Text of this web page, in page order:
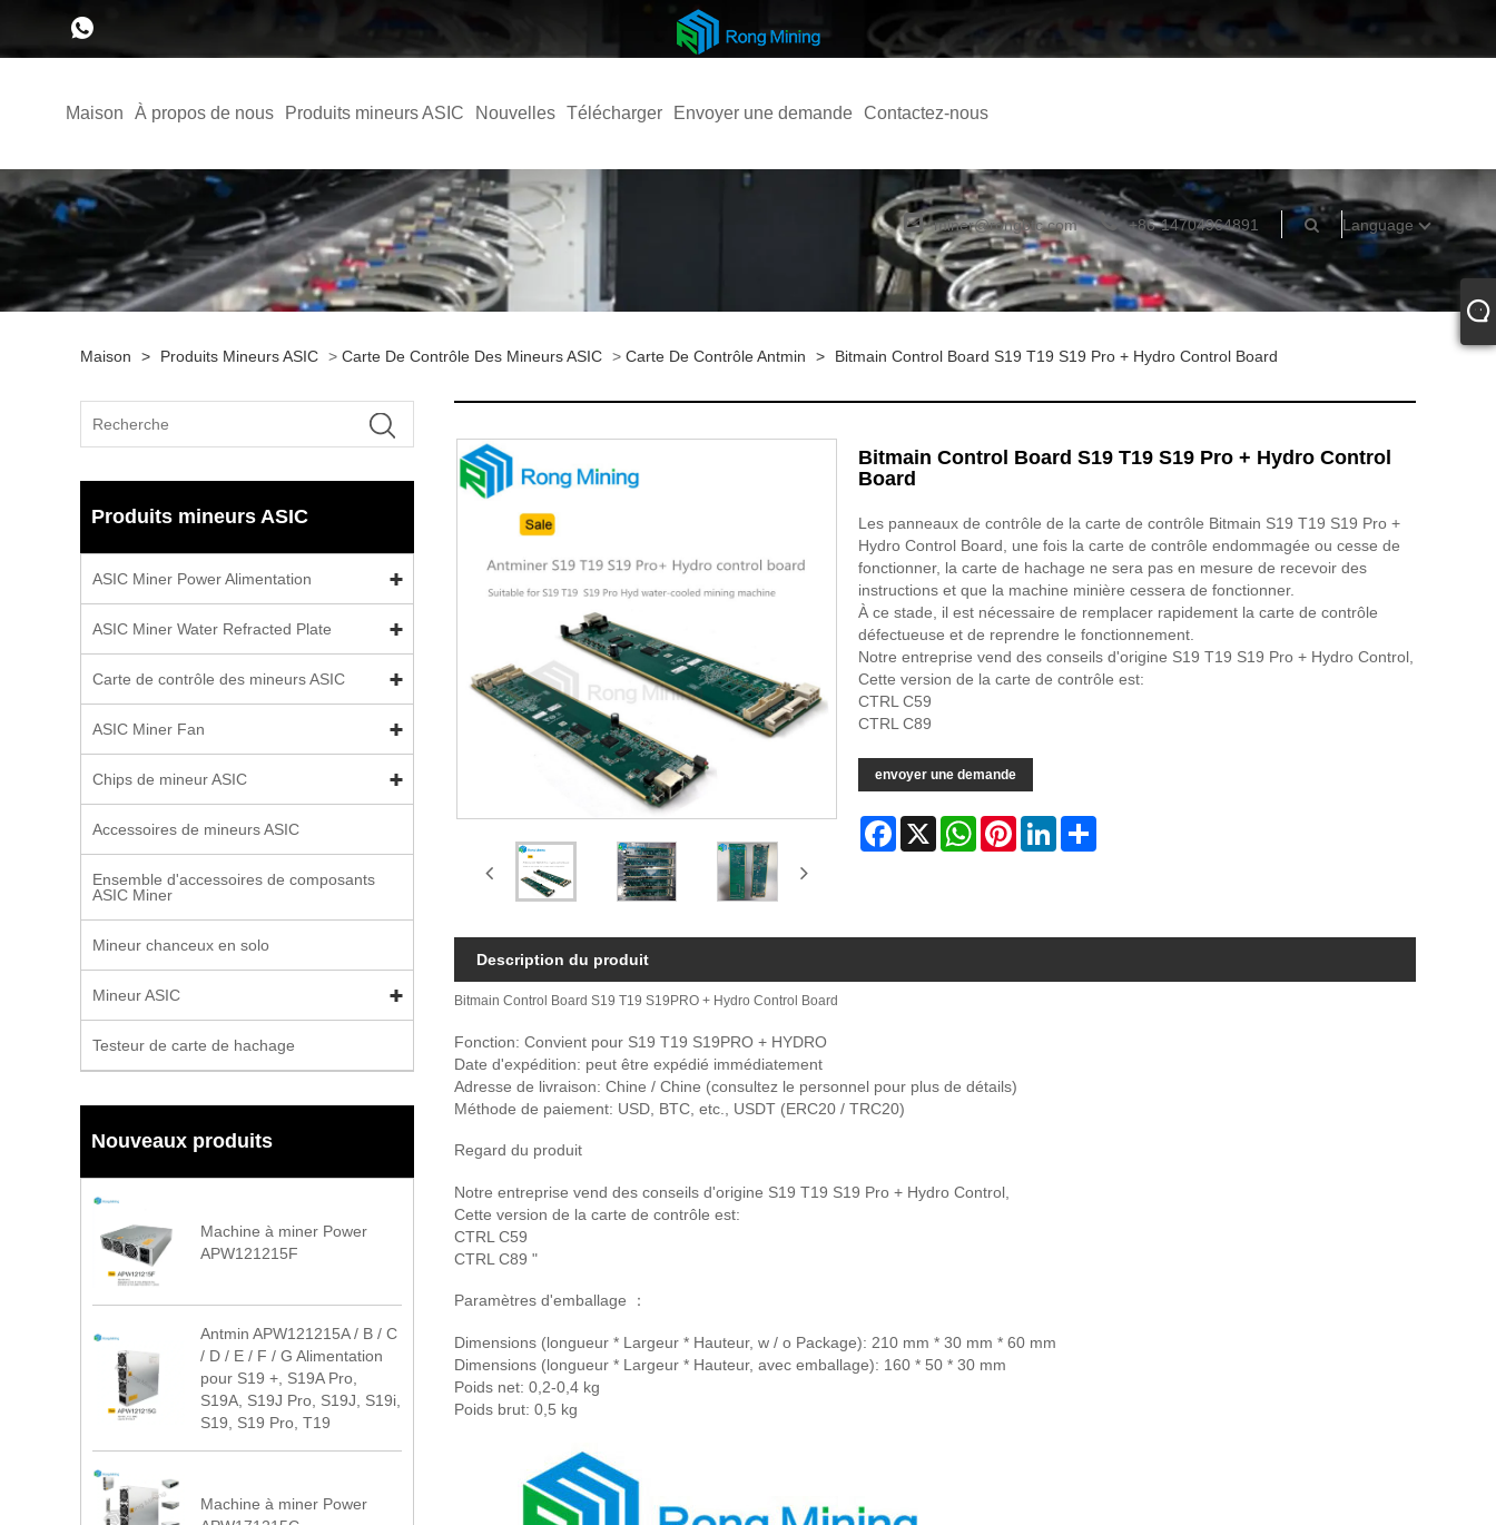
Maison À propos de nous Produits mineurs ASIC Nouvelles Télécharger Envoyer une demande Contactez-nous
miner@rongbtc.com +86-14704964891 Language
Maison > Produits Mineurs ASIC > Carte De Contrôle Des Mineurs ASIC > Carte De Contrôle Antmin > Bitmain Control Board S19 T19 S19 Pro + Hydro Control Board
Produits mineurs ASIC
ASIC Miner Power Alimentation
ASIC Miner Water Refracted Plate
Carte de contrôle des mineurs ASIC
ASIC Miner Fan
Chips de mineur ASIC
Accessoires de mineurs ASIC
Ensemble d'accessoires de composants
ASIC Miner
Mineur chanceux en solo
Mineur ASIC
Testeur de carte de hachage
Nouveaux produits
Machine à miner Power
APW121215F
Antmin APW121215A / B / C
/ D / E / F / G Alimentation
pour S19 +, S19A Pro,
S19A, S19J Pro, S19J, S19i,
S19, S19 Pro, T19
Machine à miner Power
Bitmain Control Board S19 T19 S19 Pro + Hydro Control
Board
Les panneaux de contrôle de la carte de contrôle Bitmain S19 T19 S19 Pro +
Hydro Control Board, une fois la carte de contrôle endommagée ou cesse de
fonctionner, la carte de hachage ne sera pas en mesure de recevoir des
instructions et que la machine minière cessera de fonctionner.
À ce stade, il est nécessaire de remplacer rapidement la carte de contrôle
défectueuse et de reprendre le fonctionnement.
​ Notre entreprise vend des conseils d'origine S19 T19 S19 Pro + Hydro Control,
Cette version de la carte de contrôle est:
CTRL C59
CTRL C89
envoyer une demande
Facebook
X WhatsAppPinterestLinkedInShare
Description du produit
Bitmain Control Board S19 T19 S19PRO + Hydro Control Board
Fonction: Convient pour S19 T19 S19PRO + HYDRO
Date d'expédition: peut être expédié immédiatement
Adresse de livraison: Chine / Chine (consultez le personnel pour plus de détails)
Méthode de paiement: USD, BTC, etc., USDT (ERC20 / TRC20)
Regard du produit
Notre entreprise vend des conseils d'origine S19 T19 S19 Pro + Hydro Control,
Cette version de la carte de contrôle est:
CTRL C59
CTRL C89 "
Paramètres d'emballage ：
Dimensions (longueur * Largeur * Hauteur, w / o Package): 210 mm * 30 mm * 60 mm
Dimensions (longueur * Largeur * Hauteur, avec emballage): 160 * 50 * 30 mm
Poids net: 0,2-0,4 kg
Poids brut: 0,5 kg